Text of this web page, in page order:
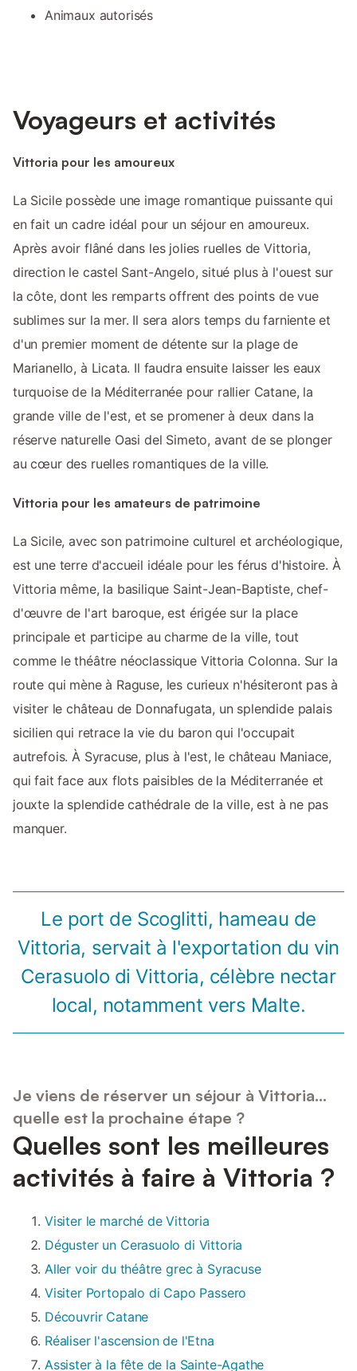
Animaux autorisés
Voyageurs et activités
Vittoria pour les amoureux
La Sicile possède une image romantique puissante qui
en fait un cadre idéal pour un séjour en amoureux.
Après avoir flâné dans les jolies ruelles de Vittoria,
direction le castel Sant-Angelo, situé plus à l'ouest sur
la côte, dont les remparts offrent des points de vue
sublimes sur la mer. Il sera alors temps du farniente et
d'un premier moment de détente sur la plage de
Marianello, à Licata. Il faudra ensuite laisser les eaux
turquoise de la Méditerranée pour rallier Catane, la
grande ville de l'est, et se promener à deux dans la
réserve naturelle Oasi del Simeto, avant de se plonger
au cœur des ruelles romantiques de la ville.
Vittoria pour les amateurs de patrimoine
La Sicile, avec son patrimoine culturel et archéologique,
est une terre d'accueil idéale pour les férus d'histoire. À
Vittoria même, la basilique Saint-Jean-Baptiste, chef-
d'œuvre de l'art baroque, est érigée sur la place
principale et participe au charme de la ville, tout
comme le théâtre néoclassique Vittoria Colonna. Sur la
route qui mène à Raguse, les curieux n'hésiteront pas à
visiter le château de Donnafugata, un splendide palais
sicilien qui retrace la vie du baron qui l'occupait
autrefois. À Syracuse, plus à l'est, le château Maniace,
qui fait face aux flots paisibles de la Méditerranée et
jouxte la splendide cathédrale de la ville, est à ne pas
manquer.
Le port de Scoglitti, hameau de
Vittoria, servait à l'exportation du vin
Cerasuolo di Vittoria, célèbre nectar
local, notamment vers Malte.
Je viens de réserver un séjour à Vittoria...
quelle est la prochaine étape ?
Quelles sont les meilleures
activités à faire à Vittoria ?
Visiter le marché de Vittoria
Déguster un Cerasuolo di Vittoria
Aller voir du théâtre grec à Syracuse
Visiter Portopalo di Capo Passero
Découvrir Catane
Réaliser l'ascension de l'Etna
Assister à la fête de la Sainte-Agathe